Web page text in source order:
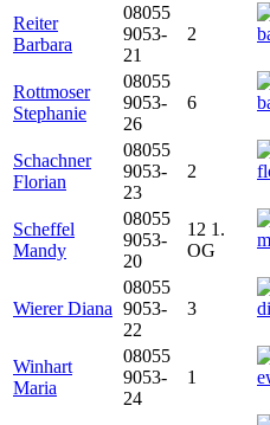
Reiter
Barbara
08055
9053-
21
2
Rottmoser
Stephanie
08055
9053-
26
6
Schachner
Florian
08055
9053-
23
2
Scheffel
Mandy
08055
9053-
20
12 1.
OG
Wierer Diana
08055
9053-
22
3
Winhart
Maria
08055
9053-
24
1